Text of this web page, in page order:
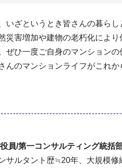
いざというとき皆さんの暮ら
災害増加や建物の老朽化によ
ぜひ一度ご自身のマンション
んのマンションライフがこれ
員/第一コンサルティング統括
サルタント歴≒20年、大規模